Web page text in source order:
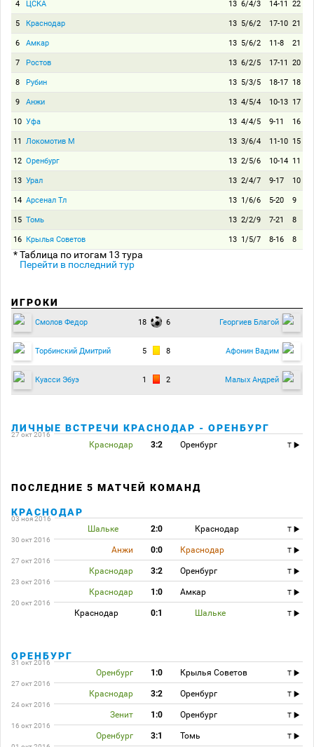
4 ЦСКА 13 6/4/3 14-11 22
5 Краснодар 13 5/6/2 17-10 21
6 Амкар 13 5/6/2 11-8 21
7 Ростов 13 6/2/5 17-11 20
8 Рубин 13 5/3/5 18-17 18
9 Анжи 13 4/5/4 10-13 17
10 Уфа 13 4/4/5 9-11 16
11 Локомотив М 13 3/6/4 11-10 15
12 Оренбург 13 2/5/6 10-14 11
13 Урал 13 2/4/7 9-17 10
14 Арсенал Тл 13 1/6/6 5-20 9
15 Томь 13 2/2/9 7-21 8
16 Крылья Советов 13 1/5/7 8-16 8
* Таблица по итогам 13 тура
Перейти в последний тур
ИГРОКИ
Смолов Федор 18 6 Георгиев Благой
Торбинский Дмитрий 5 8 Афонин Вадим
Куасси Эбуэ 1 2 Малых Андрей
ЛИЧНЫЕ ВСТРЕЧИ КРАСНОДАР - ОРЕНБУРГ
27 окт 2016
Краснодар 3:2 Оренбург T
ПОСЛЕДНИЕ 5 МАТЧЕЙ КОМАНД
КРАСНОДАР
03 ноя 2016
Шальке 2:0 Краснодар
T
30 окт 2016
Анжи 0:0 Краснодар
T
27 окт 2016
Краснодар 3:2 Оренбург
T
23 окт 2016
Краснодар 1:0 Амкар
T
20 окт 2016
Краснодар 0:1 Шальке T
ОРЕНБУРГ
31 окт 2016
Оренбург 1:0 Крылья Советов
T
27 окт 2016
Краснодар 3:2 Оренбург
T
24 окт 2016
Зенит 1:0 Оренбург
T
16 окт 2016
Оренбург 3:1 Томь
T